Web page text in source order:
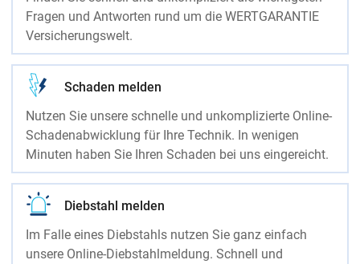
Fragen und Antworten rund um die WERTGARANTIE
Versicherungswelt.
Schaden melden
Nutzen Sie unsere schnelle und unkomplizierte Online-
Schadenabwicklung für Ihre Technik. In wenigen
Minuten haben Sie Ihren Schaden bei uns eingereicht.
Diebstahl melden
Im Falle eines Diebstahls nutzen Sie ganz einfach
unsere Online-Diebstahlmeldung. Schnell und